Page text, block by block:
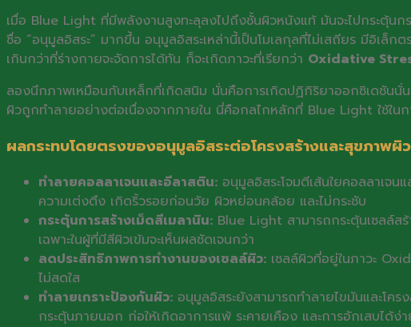
เมื่อ Blue Light ที่มีพลังงานสูงทะลุลงไปถึงชั้นผิวหนังแท้ มันจะไปกระตุ้นกร
ชื่อ “อนุมูลอิสระ” มากขึ้น อนุมูลอิสระเหล่านี้เป็นโมเลกุลที่ไม่เสถียร มีอิเล็
เกินกว่าที่ร่างกายจะจัดการได้ทัน ก็จะเกิดภาวะที่เรียกว่า Oxidative
ลองนึกภาพเหมือนกับเหล็กที่เกิดสนิม นั่นคือการเกิดปฏิกิริยาออกซิเดชันนั่น
ผิวถูกทำลายอย่างต่อเนื่องจากภายใน นี่คือกลไกหลักที่ Blue Light ใช้ใน
ผลกระทบโดยตรงของอนุมูลอิสระต่อโครงสร้างและสุขภาพผิ
ทำลายคอลลาเจนและอีลาสติน: อนุมูลอิสระโจมตีเส้นใยคอลลาเจ
ความเต่งตึง เกิดริ้วรอยก่อนวัย ผิวหย่อนคล้อย และไม่กระชับ
กระตุ้นการสร้างเม็ดสีเมลานิน: Blue Light สามารถกระตุ้นเซลล์ส
เฉพาะในผู้ที่มีสีผิวเข้มจะเห็นผลชัดเจนกว่า
ลดประสิทธิภาพการทำงานของเซลล์ผิว: เซลล์ผิวที่อยู่ในภาวะ
ไม่สดใส
ทำลายเกราะป้องกันผิว: อนุมูลอิสระยังสามารถทำลายไขมันและโค
กระตุ้นภายนอก ก่อให้เกิดอาการแพ้ ระคายเคือง และการอักเสบได้ง่